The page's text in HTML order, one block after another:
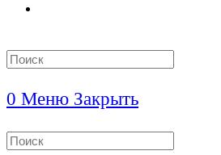
Search
this
0 Меню Закрыть
Search
this